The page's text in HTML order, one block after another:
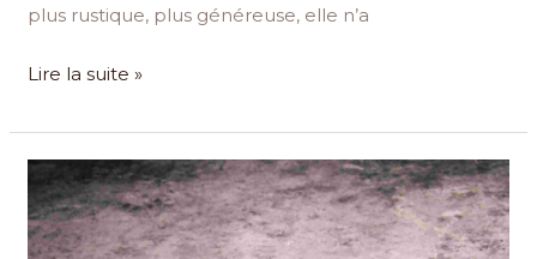
plus rustique, plus généreuse, elle n’a
Lire la suite »
Recette
des
meilleurs